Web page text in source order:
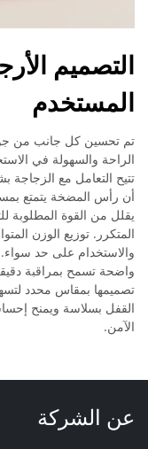
التصميم
المستخدم
الراحة والسهولة في
تتيح التعامل مع
أن رأس المضخة يتمتع
يقلل من القوة المطلوبة
المتكرر. توزيع الوزن
والاستخدام على حد
واضحة تسمح بمراقبة
تصميمها بمقاس محدد
القفل بسلاسة ويمنح
الآمن.
عن الشركة